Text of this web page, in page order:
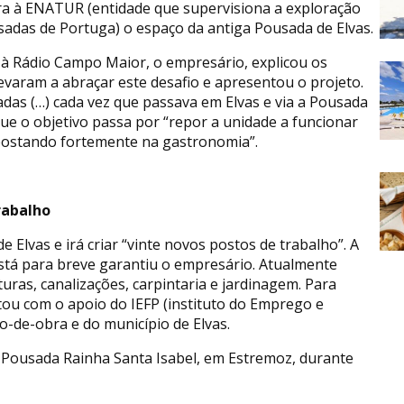
à ENATUR (entidade que supervisiona a exploração
de Portuga) o espaço da antiga Pousada de Elvas.
Rádio Campo Maior, o empresário, explicou os
a abraçar este desafio e apresentou o projeto.
(…) cada vez que passava em Elvas e via a Pousada
o objetivo passa por “repor a unidade a funcionar
fortemente na gastronomia”.
Elvas e irá criar “vinte novos postos de trabalho”. A
para breve garantiu o empresário. Atualmente
canalizações, carpintaria e jardinagem. Para
com o apoio do IEFP (instituto do Emprego e
de-obra e do município de Elvas.
Rainha Santa Isabel, em Estremoz, durante